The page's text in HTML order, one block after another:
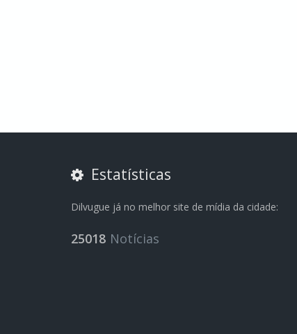
Estatísticas
Dilvugue já no melhor site de mídia da cidade:
25018 Notícias